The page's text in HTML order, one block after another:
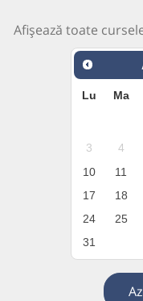
Afișează toate
Lu Ma
3
4
10
11
17
18
24
25
31